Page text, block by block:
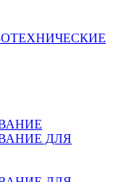
ДЛЯ